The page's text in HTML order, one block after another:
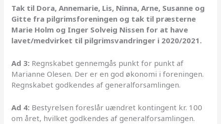
Tak til Dora, Annemarie, Lis, Ninna, Arne, Susanne og
Gitte fra pilgrimsforeningen og tak til præsterne
Marie Holm og Inger Solveig Nissen for at have
lavet/medvirket til pilgrimsvandringer i 2020/2021.
Ad 3: Regnskabet gennemgås punkt for punkt af
Marianne Olesen. Der er en god økonomi i foreningen.
Regnskabet godkendes af generalforsamlingen.
Ad 4: Bestyrelsen foreslår uændret kontingent kr. 100
om året, hvilket godkendes af generalforsamlingen.